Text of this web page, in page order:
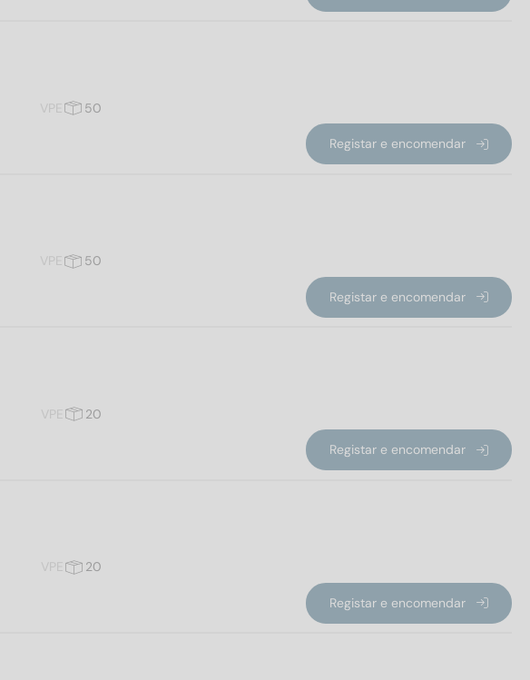
VPE
50
Registar e encomendar
VPE
50
Registar e encomendar
VPE
20
Registar e encomendar
VPE
20
Registar e encomendar